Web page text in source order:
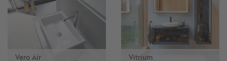
Vero Air Vitrium